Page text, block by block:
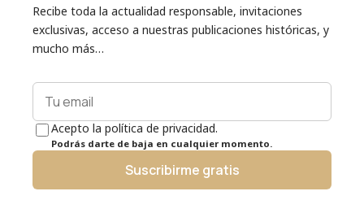
Recibe toda la actualidad responsable, invitaciones
exclusivas, acceso a nuestras publicaciones históricas, y
mucho más…
Acepto la política de privacidad.
Podrás darte de baja en cualquier momento.
Suscribirme gratis